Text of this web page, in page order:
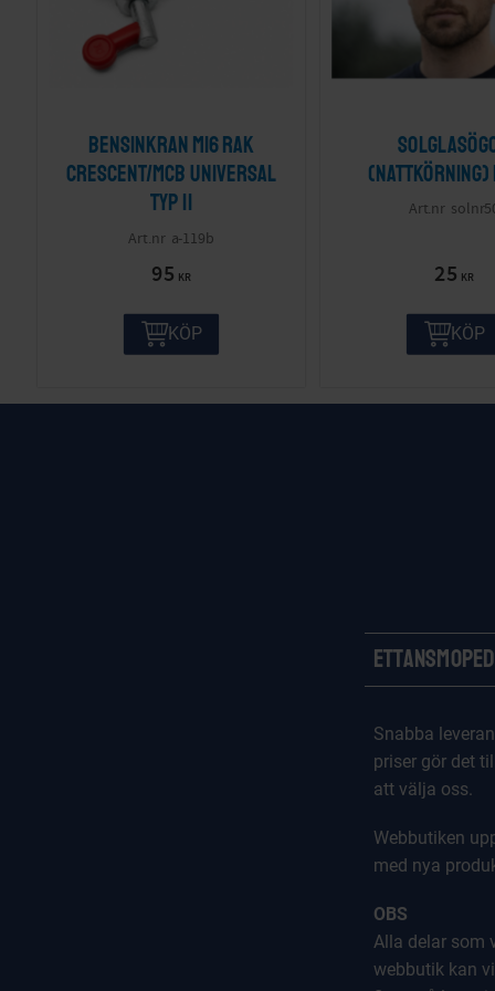
Bensinkran M16 Rak
Crescent/MCB Universal
Typ II
a-119b
95 KR
KÖP
(nattkörning)
25 KR
KÖP
Snabba
priser gör det
att välja oss.
Webbutiken
med nya
OBS
Alla delar som
webbutik kan